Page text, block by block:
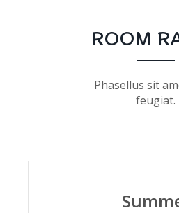
ROOM
Phasellus sit
feugiat.